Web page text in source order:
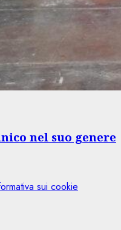
nel suo genere
sui cookie